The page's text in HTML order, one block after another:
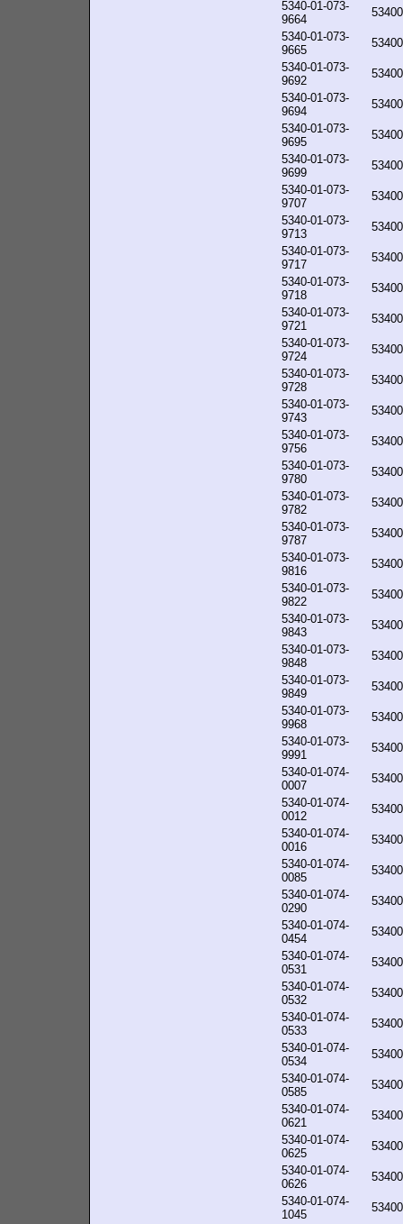
5340-01-073-
9664
5340-01-073-
9665
5340-01-073-
9692
5340-01-073-
9694
5340-01-073-
9695
5340-01-073-
9699
5340-01-073-
9707
5340-01-073-
9713
5340-01-073-
9717
5340-01-073-
9718
5340-01-073-
9721
5340-01-073-
9724
5340-01-073-
9728
5340-01-073-
9743
5340-01-073-
9756
5340-01-073-
9780
5340-01-073-
9782
5340-01-073-
9787
5340-01-073-
9816
5340-01-073-
9822
5340-01-073-
9843
5340-01-073-
9848
5340-01-073-
9849
5340-01-073-
9968
5340-01-073-
9991
5340-01-074-
0007
5340-01-074-
0012
5340-01-074-
0016
5340-01-074-
0085
5340-01-074-
0290
5340-01-074-
0454
5340-01-074-
0531
5340-01-074-
0532
5340-01-074-
0533
5340-01-074-
0534
5340-01-074-
0585
5340-01-074-
0621
5340-01-074-
0625
5340-01-074-
0626
5340-01-074-
1045